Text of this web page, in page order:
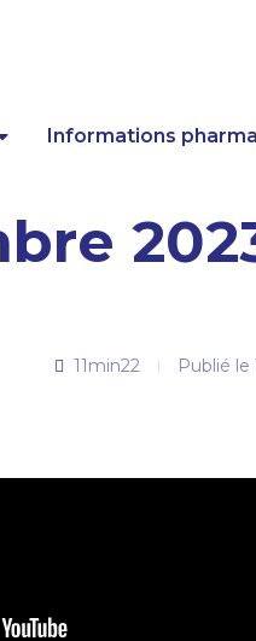
Informations
11min22 Publié le